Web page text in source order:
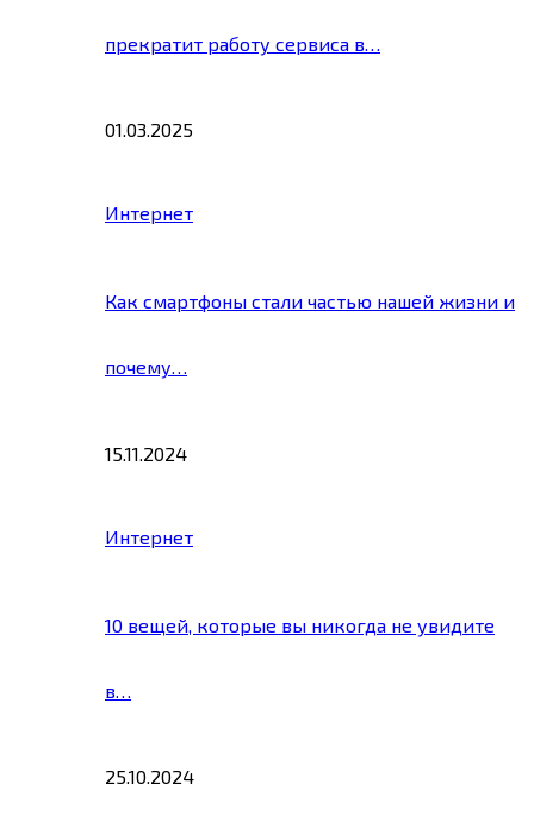
прекратит работу сервиса в…
01.03.2025
Интернет
Как смартфоны стали частью нашей жизни и
почему…
15.11.2024
Интернет
10 вещей, которые вы никогда не увидите
в…
25.10.2024